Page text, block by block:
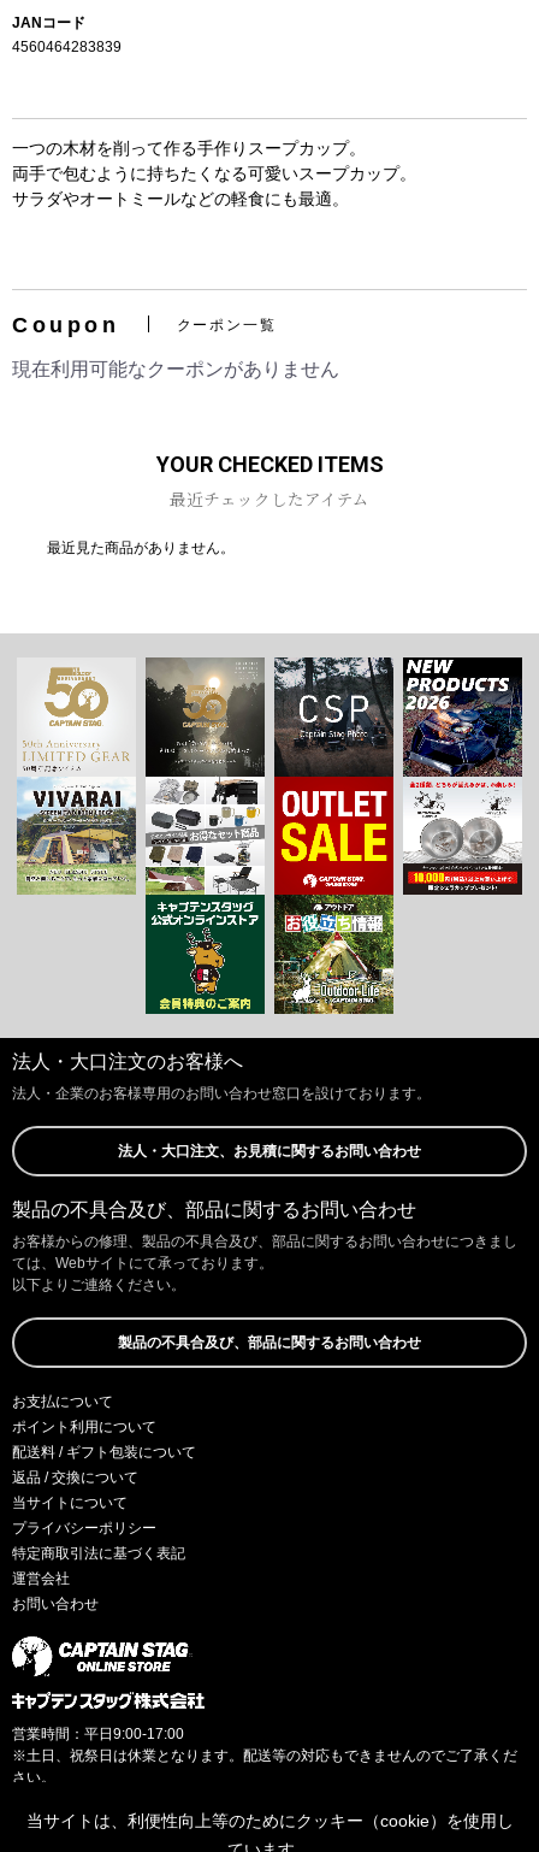
お買い物を続ける カートへ進む
JANコード
4560464283839
一つの木材を削って作る手作りスープカップ。
両手で包むように持ちたくなる可愛いスープカップ。
サラダやオートミールなどの軽食にも最適。
Coupon クーポン一覧
現在利用可能なクーポンがありません
YOUR CHECKED ITEMS
最近チェックしたアイテム
最近見た商品がありません。
法人・大口注文のお客様へ
法人・企業のお客様専用のお問い合わせ窓口を設けております。
法人・大口注文、お見積に関するお問い合わせ
製品の不具合及び、部品に関するお問い合わせ
お客様からの修理、製品の不具合及び、部品に関するお問い合わせにつきまし
ては、Webサイトにて承っております。
以下よりご連絡ください。
製品の不具合及び、部品に関するお問い合わせ
お支払について
ポイント利用について
配送料 / ギフト包装について
返品 / 交換について
当サイトについて
プライバシーポリシー
特定商取引法に基づく表記
運営会社
お問い合わせ
営業時間：平日9:00-17:00
※土日、祝祭日は休業となります。配送等の対応もできませんのでご了承くだ
さい。
当サイトは、利便性向上等のためにクッキー（cookie）を使用し